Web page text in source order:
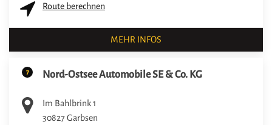
Route berechnen
MEHR INFOS
7 Nord-Ostsee Automobile SE & Co. KG
Im Bahlbrink 1
30827Garbsen